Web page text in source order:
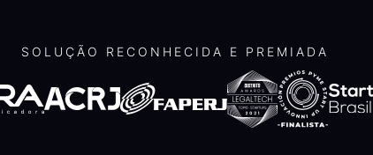
SOLUÇÃO RECONHECIDA E PREMIADA